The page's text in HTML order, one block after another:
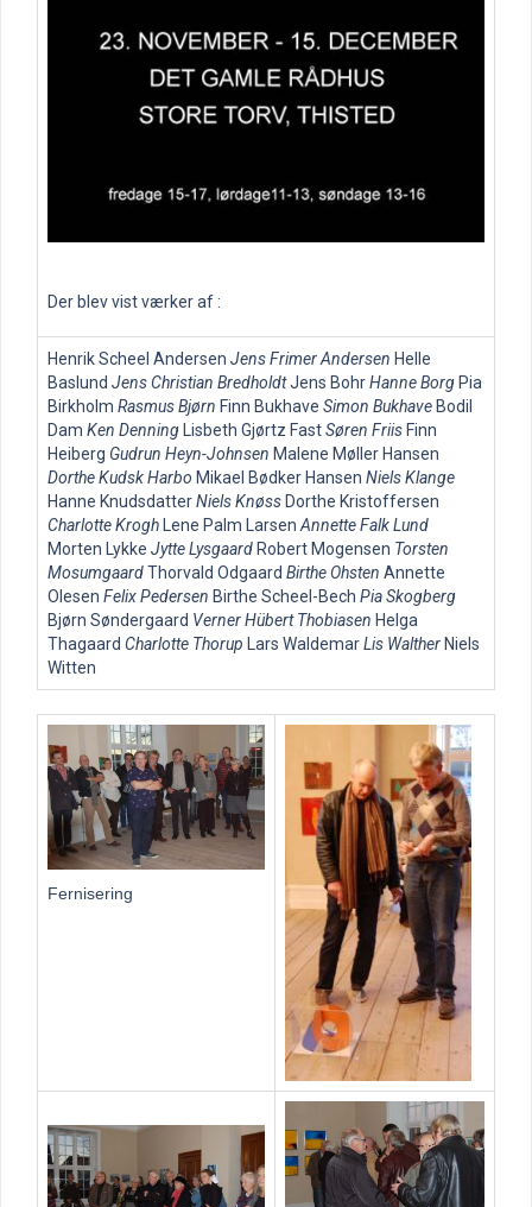
Der blev vist værker af :
Henrik Scheel Andersen Jens Frimer Andersen Helle
Baslund Jens Christian BredholdtJens BohrHanne Borg Pia
Birkholm Rasmus Bjørn Finn Bukhave Simon Bukhave Bodil
Dam Ken Denning Lisbeth Gjørtz FastSøren Friis Finn
Heiberg Gudrun Heyn-Johnsen Malene Møller Hansen
Dorthe Kudsk Harbo Mikael Bødker Hansen Niels Klange
Hanne KnudsdatterNiels Knøss Dorthe Kristoffersen
Charlotte Krogh Lene Palm Larsen Annette Falk Lund
Morten Lykke Jytte Lysgaard Robert Mogensen Torsten
MosumgaardThorvald Odgaard Birthe Ohsten Annette
Olesen Felix Pedersen Birthe Scheel-Bech Pia Skogberg
Bjørn Søndergaard Verner Hübert Thobiasen Helga
Thagaard Charlotte Thorup Lars WaldemarLis Walther Niels
Witten
Fernisering